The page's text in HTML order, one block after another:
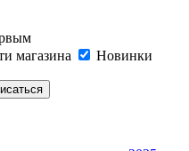
магазина
Новинки